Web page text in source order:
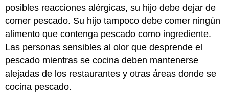
posibles reacciones alérgicas, su hijo debe dejar de
comer pescado. Su hijo tampoco debe comer ningún
alimento que contenga pescado como ingrediente.
Las personas sensibles al olor que desprende el
pescado mientras se cocina deben mantenerse
alejadas de los restaurantes y otras áreas donde se
cocina pescado.